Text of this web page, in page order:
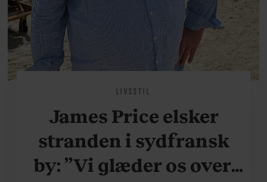
LIVSSTIL
James Price elsker
stranden i sydfransk
by: ”Vi glæder os over,